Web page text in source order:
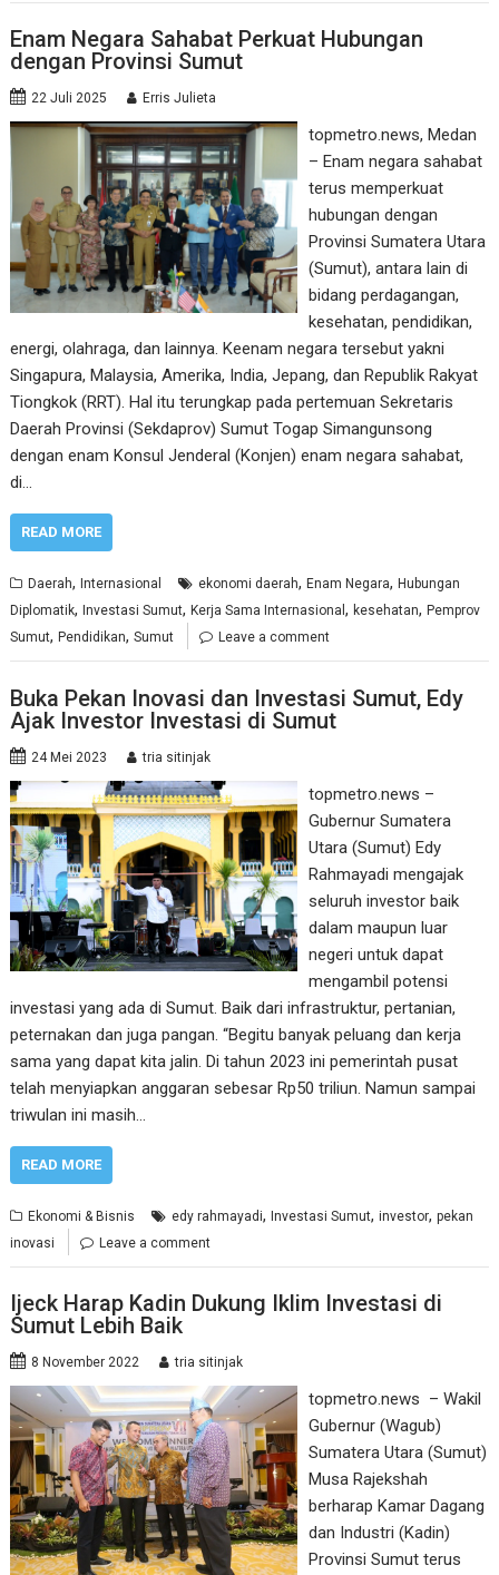
Enam Negara Sahabat Perkuat Hubungan
dengan Provinsi Sumut
22 Juli 2025 Erris Julieta
topmetro.news, Medan
– Enam negara sahabat
terus memperkuat
hubungan dengan
Provinsi Sumatera Utara
(Sumut), antara lain di
bidang perdagangan,
kesehatan, pendidikan,
energi, olahraga, dan lainnya. Keenam negara tersebut yakni
Singapura, Malaysia, Amerika, India, Jepang, dan Republik Rakyat
Tiongkok (RRT). Hal itu terungkap pada pertemuan Sekretaris
Daerah Provinsi (Sekdaprov) Sumut Togap Simangunsong
dengan enam Konsul Jenderal (Konjen) enam negara sahabat,
di…
READ MORE
Daerah,Internasional ekonomi daerah,Enam Negara,Hubungan
Diplomatik,Investasi Sumut,Kerja Sama Internasional,kesehatan,Pemprov
Sumut,Pendidikan,Sumut Leave a comment
Buka Pekan Inovasi dan Investasi Sumut, Edy
Ajak Investor Investasi di Sumut
24 Mei 2023 tria sitinjak
topmetro.news –
Gubernur Sumatera
Utara (Sumut) Edy
Rahmayadi mengajak
seluruh investor baik
dalam maupun luar
negeri untuk dapat
mengambil potensi
investasi yang ada di Sumut. Baik dari infrastruktur, pertanian,
peternakan dan juga pangan. “Begitu banyak peluang dan kerja
sama yang dapat kita jalin. Di tahun 2023 ini pemerintah pusat
telah menyiapkan anggaran sebesar Rp50 triliun. Namun sampai
triwulan ini masih…
READ MORE
Ekonomi & Bisnis edy rahmayadi,Investasi Sumut,investor,pekan
inovasi
Leave a comment
Ijeck Harap Kadin Dukung Iklim Investasi di
Sumut Lebih Baik
8 November 2022 tria sitinjak
topmetro.news – Wakil
Gubernur (Wagub)
Sumatera Utara (Sumut)
Musa Rajekshah
berharap Kamar Dagang
dan Industri (Kadin)
Provinsi Sumut terus